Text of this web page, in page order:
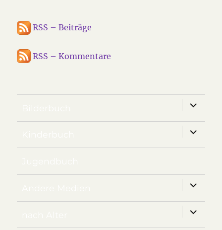
RSS – Beiträge
RSS – Kommentare